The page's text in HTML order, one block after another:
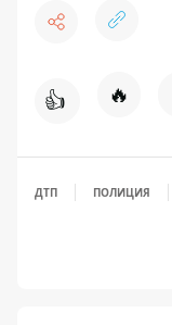
👍 🔥
ДТП ПОЛИЦИЯ